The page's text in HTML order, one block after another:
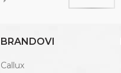
BRANDOVI
Callux